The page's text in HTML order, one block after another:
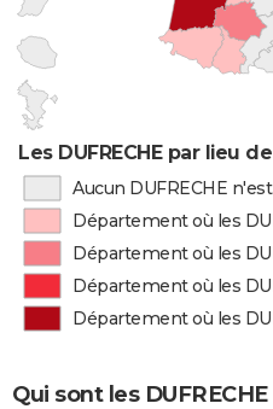
Les DUFRECHE par lieu
Aucun DUFRECHE
Département où les
Département où les
Département où les
Département où les
Qui sont les